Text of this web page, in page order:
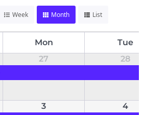
Week Month List
Mon
Tue
27 28
3 4